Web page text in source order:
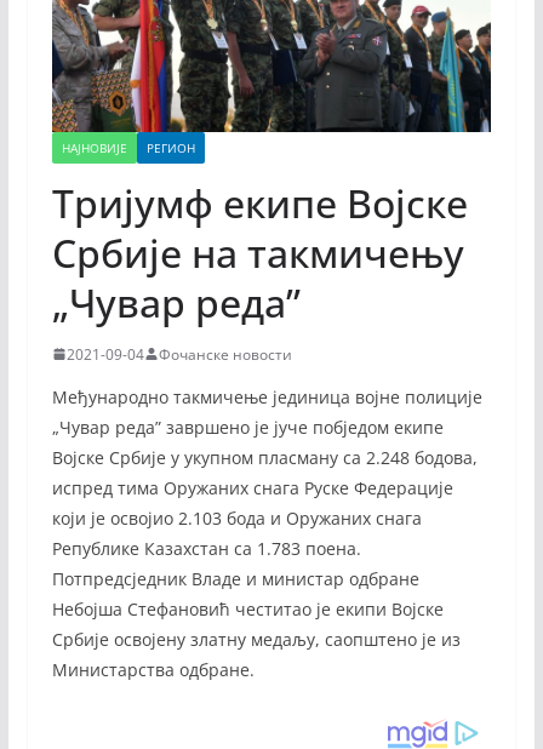
НАЈНОВИЈЕ РЕГИОН
Тријумф екипе Војске
Србије на такмичењу
„Чувар реда”
2021-09-04 Фочанске новости
Међународно такмичење јединица војне полиције
„Чувар реда” завршено је јуче побједом екипе
Војске Србије у укупном пласману са 2.248 бодова,
испред тима Оружаних снага Руске Федерације
који је освојио 2.103 бода и Оружаних снага
Републике Казахстан са 1.783 поена.
Потпредсједник Владе и министар одбране
Небојша Стефановић честитао је екипи Војске
Србије освојену златну медаљу, саопштено је из
Министарства одбране.